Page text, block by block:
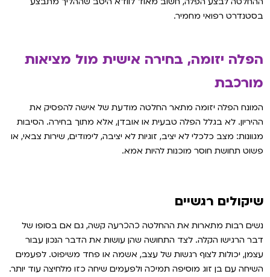
בסטנדרט רפואי מחמיר.
הפלה יזומה, בחירה אישית מול מציאות
מורכבת
המונח הפלה יזומה מתאר החלטה מודעת של אישה להפסיק את
ההיריון. לא בגלל הפלה טבעית או אובדן, אלא מתוך בחירה. הסיבות
מגוונות: מצב כלכלי לא יציב, זוגיות לא יציבה, לימודים, שירות צבאי, או
פשוט תחושת חוסר מוכנות להיות אמא.
שיקולים רגשיים
נשים רבות מתארות את ההחלטה כהכרעה קשה, גם אם בסופו של
דבר הרגישו הקלה. לצד התחושה שהן עושות את הדבר הנכון עבור
עצמן, יכולות לצוף רגשות של עצב, אשמה או פחד משיפוט. לפעמים
השיחה עם בן זוג מוסיפה תמיכה ולפעמים שיחה כזו מלחיצה עוד יותר.